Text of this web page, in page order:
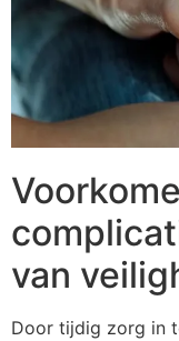
van
Door tijdig zorg in